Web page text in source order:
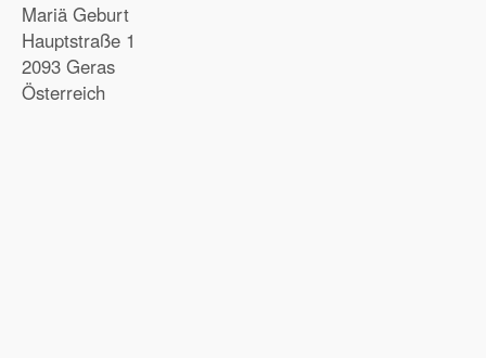
Mariä Geburt
Hauptstraße 1
2093 Geras
Österreich